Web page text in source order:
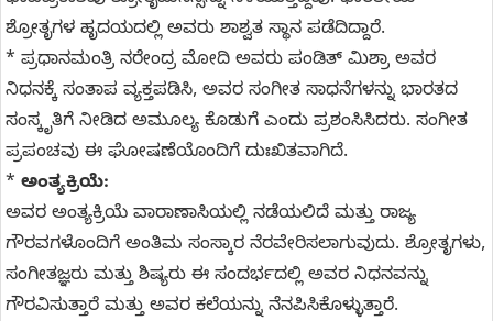
ಶ್ರೋತೃಗಳ ಹೃದಯದಲ್ಲಿ ಅವರು ಶಾಶ್ವತ ಸ್ಥಾನ ಪಡೆದಿದ್ದಾರೆ.
* ಪ್ರಧಾನಮಂತ್ರಿ ನರೇಂದ್ರ ಮೋದಿ ಅವರು ಪಂಡಿತ್ ಮಿಶ್ರಾ ಅವರ
ನಿಧನಕ್ಕೆ ಸಂತಾಪ ವ್ಯಕ್ತಪಡಿಸಿ, ಅವರ ಸಂಗೀತ ಸಾಧನೆಗಳನ್ನು ಭಾರತದ
ಸಂಸ್ಕೃತಿಗೆ ನೀಡಿದ ಅಮೂಲ್ಯ ಕೊಡುಗೆ ಎಂದು ಪ್ರಶಂಸಿಸಿದರು. ಸಂಗೀತ
ಪ್ರಪಂಚವು ಈ ಘೋಷಣೆಯೊಂದಿಗೆ ದುಃಖಿತವಾಗಿದೆ.
* ಅಂತ್ಯಕ್ರಿಯೆ:
ಅವರ ಅಂತ್ಯಕ್ರಿಯೆ ವಾರಾಣಾಸಿಯಲ್ಲಿ ನಡೆಯಲಿದೆ ಮತ್ತು ರಾಜ್ಯ
ಗೌರವಗಳೊಂದಿಗೆ ಅಂತಿಮ ಸಂಸ್ಕಾರ ನೆರವೇರಿಸಲಾಗುವುದು. ಶ್ರೋತೃಗಳು,
ಸಂಗೀತಜ್ಞರು ಮತ್ತು ಶಿಷ್ಯರು ಈ ಸಂದರ್ಭದಲ್ಲಿ ಅವರ ನಿಧನವನ್ನು
ಗೌರವಿಸುತ್ತಾರೆ ಮತ್ತು ಅವರ ಕಲೆಯನ್ನು ನೆನಪಿಸಿಕೊಳ್ಳುತ್ತಾರೆ.